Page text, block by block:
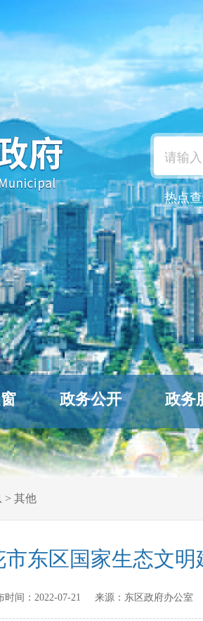
热点
政务公开 政务
> 其他
市东区国家生态文明
间： 2022-07-21 来源： 东区政府办公室